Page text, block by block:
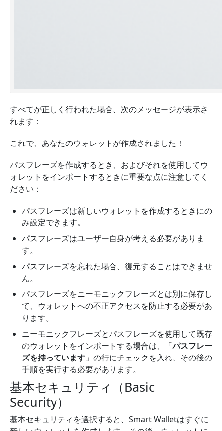
すべてが正しく行われた場合、次のメッセージが表示さ
れます：
これで、あなたのウォレットが作成されました！
パスフレーズを作成するとき、およびそれを使用してウ
ォレットをインポートするときに重要な点に注意してく
ださい：
パスフレーズは新しいウォレットを作成するときにの
み設定できます。
パスフレーズはユーザー自身が考える必要がありま
す。
パスフレーズを忘れた場合、復元することはできませ
ん。
パスフレーズをニーモニックフレーズとは別に保存し
て、ウォレットへの不正アクセスを防止する必要があ
ります。
ニーモニックフレーズとパスフレーズを使用して既存
のウォレットをインポートする場合は、「パスフレー
ズを持っています 」の行にチェックを入れ、その後の
手順を実行する必要があります。
基本セキュリティ（Basic
Security）
基本セキュリティ を選択すると、Smart Walletはすぐに